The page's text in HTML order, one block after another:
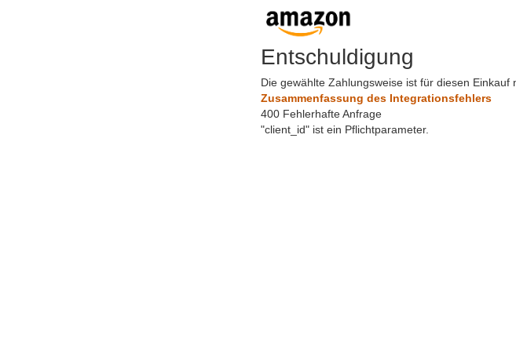
Entschuldigung
Die gewählte Zahlungsweise ist für diesen
Zusammenfassung des Integrationsfehlers
400 Fehlerhafte Anfrage
"client_id" ist ein Pflichtparameter.